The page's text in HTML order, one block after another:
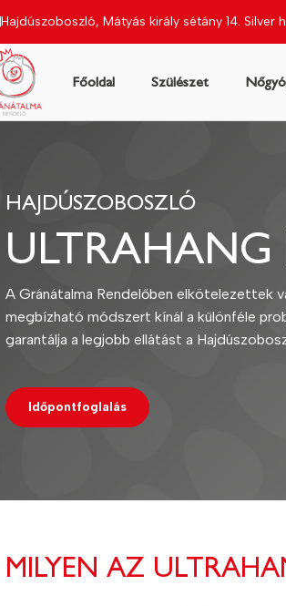
Hajdúszoboszló, Mátyás király sétány 14. Silver
Főoldal Szülészet
HAJDÚSZOBOSZLÓ
A Gránátalma Rendelőben elkötelezettek
megbízható módszert kínál a különféle
garantálja a legjobb ellátást a
Időpontfoglalás
MILYEN AZ